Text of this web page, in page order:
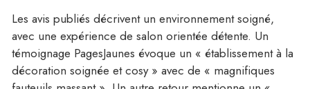
Les avis publiés décrivent un environnement soigné,
avec une expérience de salon orientée détente. Un
témoignage PagesJaunes évoque un « établissement à la
décoration soignée et cosy » avec de « magnifiques